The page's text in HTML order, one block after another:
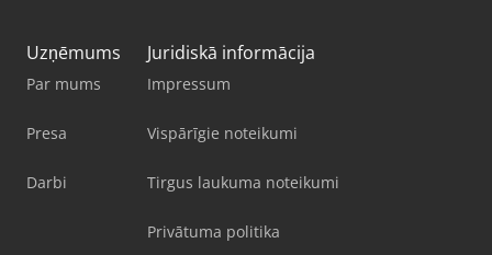
Uzņēmums
Par mums
Presa
Darbi
Juridiskā informācija
Impressum
Vispārīgie noteikumi
Tirgus laukuma noteikumi
Privātuma politika